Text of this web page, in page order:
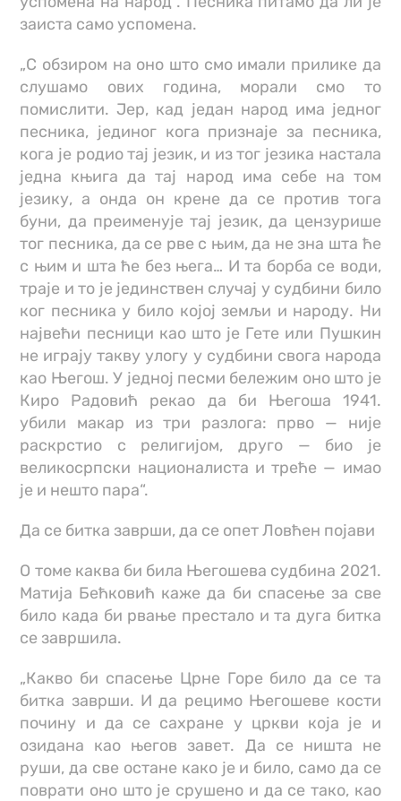
заиста само успомена.
„С обзиром на оно што смо имали прилике да
слушамо ових година, морали смо то
помислити. Јер, кад један народ има једног
песника, јединог кога признаје за песника,
кога је родио тај језик, и из тог језика настала
једна књига да тај народ има себе на том
језику, а онда он крене да се против тога
буни, да преименује тај језик, да цензурише
тог песника, да се рве с њим, да не зна шта ће
с њим и шта ће без њега… И та борба се води,
траје и то је јединствен случај у судбини било
ког песника у било којој земљи и народу. Ни
највећи песници као што је Гете или Пушкин
не играју такву улогу у судбини свога народа
као Његош. У једној песми бележим оно што је
Киро Радовић рекао да би Његоша 1941.
убили макар из три разлога: прво — није
раскрстио с религијом, друго — био је
великосрпски националиста и треће — имао
је и нешто пара“.
Да се битка заврши, да се опет Ловћен појави
О томе каква би била Његошева судбина 2021.
Матија Бећковић каже да би спасење за све
било када би рвање престало и та дуга битка
се завршила.
„Какво би спасење Црне Горе било да се та
битка заврши. И да рецимо Његошеве кости
почину и да се сахране у цркви која је и
озидана као његов завет. Да се ништа не
руши, да све остане како је и било, само да се
поврати оно што је срушено и да се тако, као